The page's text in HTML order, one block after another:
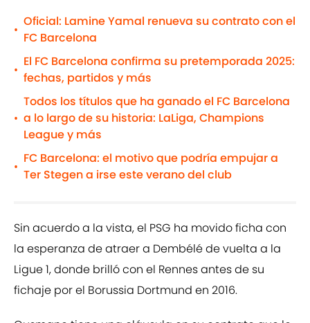
•
Oficial: Lamine Yamal renueva su contrato con el
FC Barcelona
•
El FC Barcelona confirma su pretemporada 2025:
fechas, partidos y más
•
Todos los títulos que ha ganado el FC Barcelona
a lo largo de su historia: LaLiga, Champions
League y más
•
FC Barcelona: el motivo que podría empujar a
Ter Stegen a irse este verano del club
Sin acuerdo a la vista, el PSG ha movido ficha con
la esperanza de atraer a Dembélé de vuelta a la
Ligue 1, donde brilló con el Rennes antes de su
fichaje por el Borussia Dortmund en 2016.